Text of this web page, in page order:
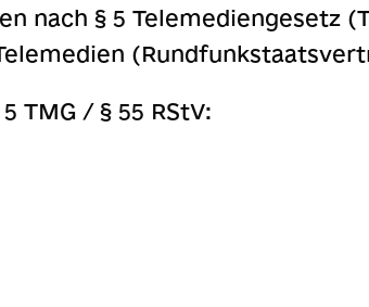
nach § 5 Telemediengesetz
TMG / § 55 RStV: